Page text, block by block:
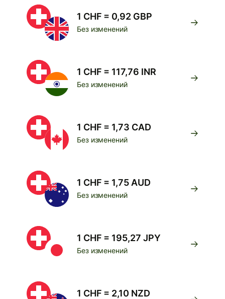
1 CHF = 0,92 GBP
Без изменений
1 CHF = 117,76 INR
Без изменений
1 CHF = 1,73 CAD
Без изменений
1 CHF = 1,75 AUD
Без изменений
1 CHF = 195,27 JPY
Без изменений
1 CHF = 2,10 NZD